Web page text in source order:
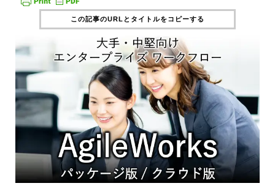
この記事のURLとタイトルをコピーする